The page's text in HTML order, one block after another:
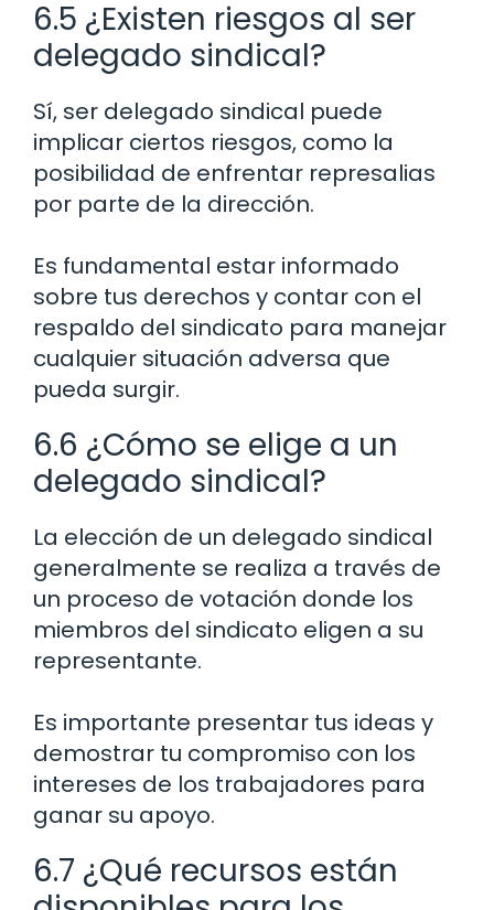
6.5 ¿Existen riesgos al ser
delegado sindical?
Sí, ser delegado sindical puede
implicar ciertos riesgos, como la
posibilidad de enfrentar represalias
por parte de la dirección.
Es fundamental estar informado
sobre tus derechos y contar con el
respaldo del sindicato para manejar
cualquier situación adversa que
pueda surgir.
6.6 ¿Cómo se elige a un
delegado sindical?
La elección de un delegado sindical
generalmente se realiza a través de
un proceso de votación donde los
miembros del sindicato eligen a su
representante.
Es importante presentar tus ideas y
demostrar tu compromiso con los
intereses de los trabajadores para
ganar su apoyo.
6.7 ¿Qué recursos están